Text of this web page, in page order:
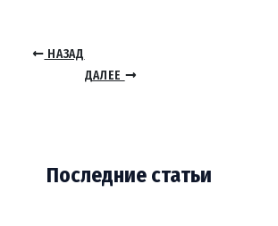
НАЗАД
ДАЛЕЕ
Последние статьи